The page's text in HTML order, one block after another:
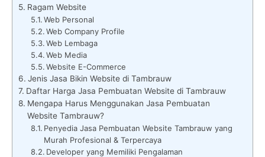
Ragam Website
Web Personal
Web Company Profile
Web Lembaga
Web Media
Website E-Commerce
Jenis Jasa Bikin Website di Tambrauw
Daftar Harga Jasa Pembuatan Website di Tambrauw
Mengapa Harus Menggunakan Jasa Pembuatan
Website Tambrauw?
Penyedia Jasa Pembuatan Website Tambrauw yang
Murah Profesional & Terpercaya
Developer yang Memiliki Pengalaman